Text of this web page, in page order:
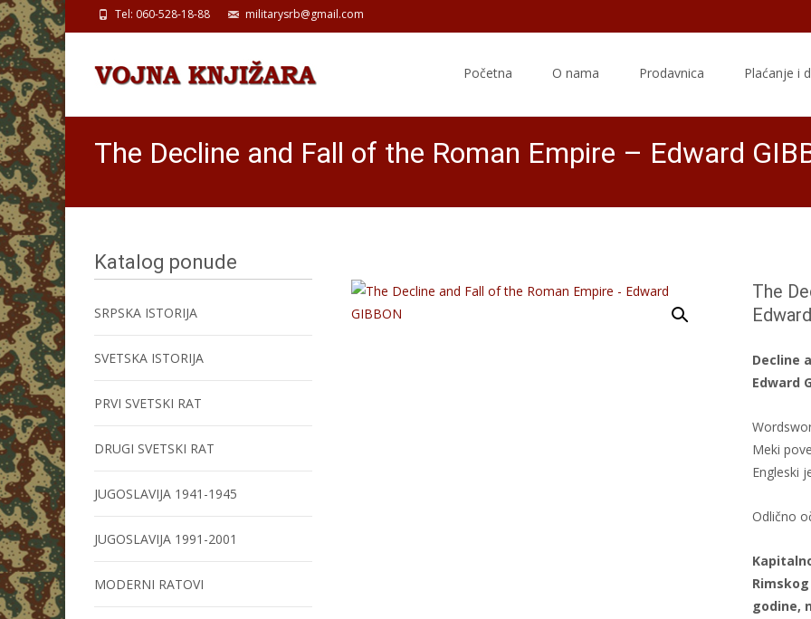
Tel: 060-528-18-88 militarysrb@gmail.com
Početna O nama Prodavnica Plaćanje i
The Decline and Fall of the Roman Empire – Edward
The
Decline
Edward
Meki
Engleski
Odlično
godine,
Katalog ponude
SRPSKA ISTORIJA
SVETSKA ISTORIJA
PRVI SVETSKI RAT
DRUGI SVETSKI RAT
JUGOSLAVIJA 1941-1945
JUGOSLAVIJA 1991-2001
MODERNI RATOVI